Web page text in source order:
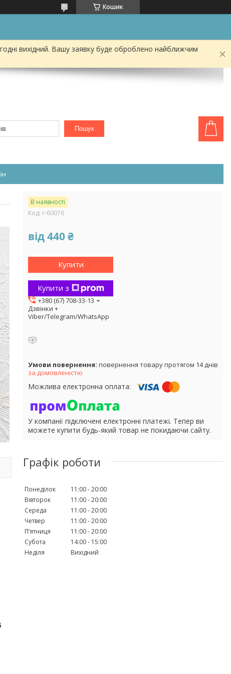
Кошик
вихідний. Вашу заявку буде оброблено найближчим
Пошук
В наявності
Код: г-60076
від440 ₴
Купити
Купити з
+380 (67) 708-33-13
Дзвінки +
Viber/Telegram/WhatsApp
повернення товару протягом 14 днів
за домовленістю
У компанії підключені електронні платежі. Тепер ви
можете купити будь-який товар не покидаючи сайту.
Графік роботи
Понеділок 11:00 20:00
Вівторок
11:00 20:00
Середа
11:00 20:00
Четвер
11:00 20:00
Пʼятниця
11:00 20:00
Субота
14:00
15:00
Неділя
Вихідний